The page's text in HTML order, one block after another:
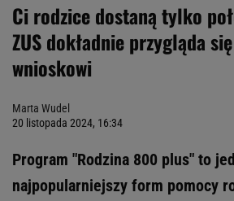
Ci rodzice dostaną tylko
ZUS dokładnie przygląda
wnioskowi
Marta Wudel
20 listopada 2024, 16:34
Program "Rodzina 800 plus" to
najpopularniejszy form pomocy